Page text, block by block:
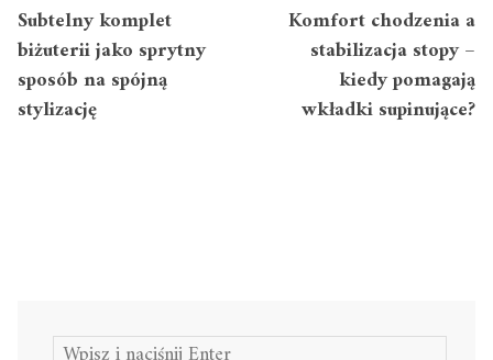
Subtelny komplet
biżuterii jako sprytny
sposób na spójną
stylizację
Komfort chodzenia a
stabilizacja stopy –
kiedy pomagają
wkładki supinujące?
Szukaj: